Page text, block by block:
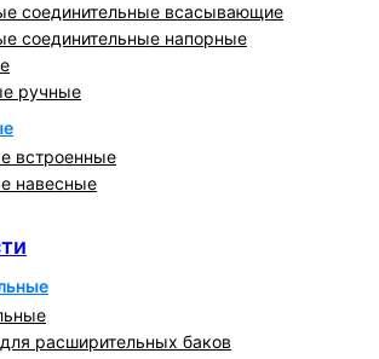
соединительные всасывающие
соединительные напорные
ручные
встроенные
навесные
расширительных баков